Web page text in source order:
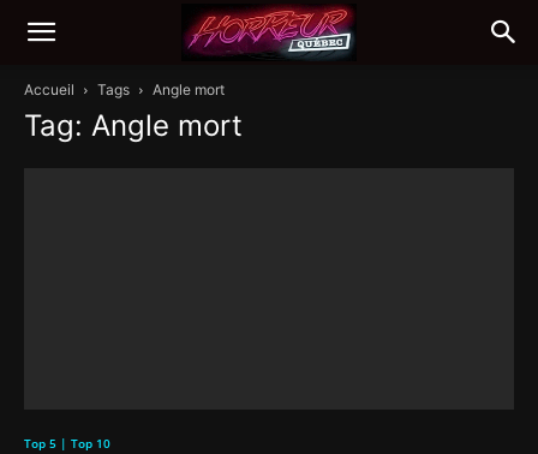
Accueil Tags Angle mort
Tag: Angle mort
Top 5 | Top 10